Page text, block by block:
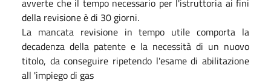
della revisione è di 30 giorni.
La mancata revisione in tempo utile comporta la
decadenza della patente e la necessità di un nuovo
titolo, da conseguire ripetendo l'esame di abilitazione
all 'impiego di gas